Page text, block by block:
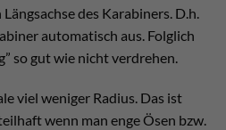
des Karabiners. D.h.
automatisch aus. Folglich
so gut wie nicht verdrehen.
viel weniger Radius. Das ist
wenn man enge Ösen bzw.